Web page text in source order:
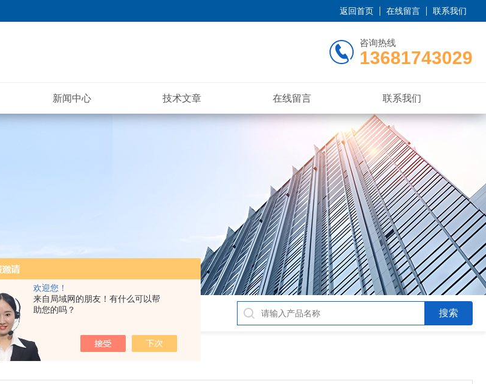
欢迎您！
来自局域网的朋友！有什么可以帮
助您的吗？
返回首页 在线留言 联系我们
咨询热线
13681743029
新闻中心 技术文章 在线留言 联系我们